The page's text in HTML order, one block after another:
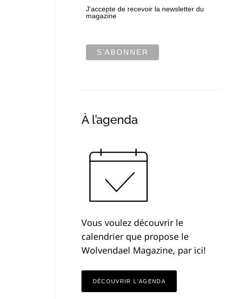
J'accepte de recevoir la newsletter du
magazine
À l’agenda
Vous voulez découvrir le
calendrier que propose le
Wolvendael Magazine, par ici!
DÉCOUVRIR L'AGENDA